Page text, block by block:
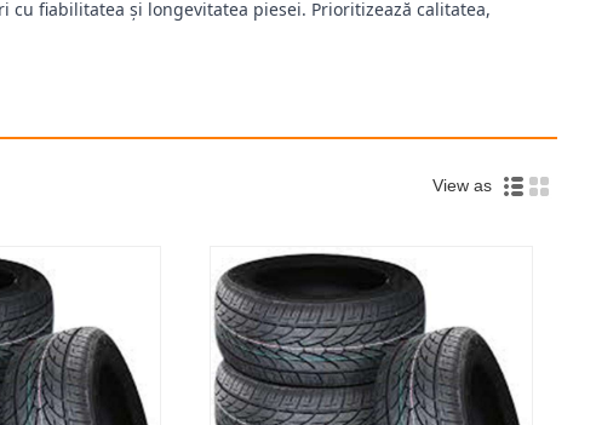
fiabilitatea și longevitatea piesei. Prioritizează calitatea,
View as